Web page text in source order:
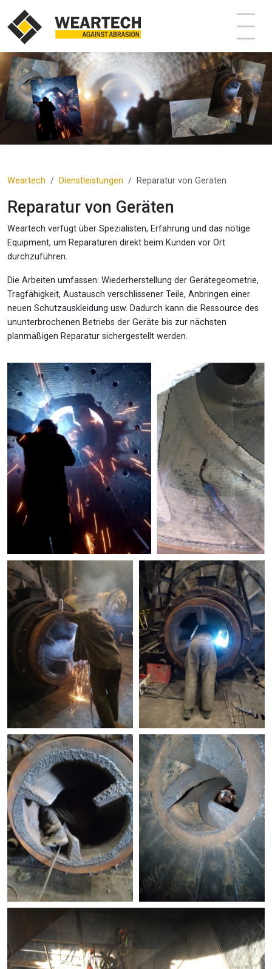
Weartech Dienstleistungen Reparatur von Geräten
Reparatur von Geräten
Weartech verfügt über Spezialisten, Erfahrung und das nötige
Equipment, um Reparaturen direkt beim Kunden vor Ort
durchzuführen.
Die Arbeiten umfassen: Wiederherstellung der Gerätegeometrie,
Tragfähigkeit, Austausch verschlissener Teile, Anbringen einer
neuen Schutzauskleidung usw. Dadurch kann die Ressource des
ununterbrochenen Betriebs der Geräte bis zur nächsten
planmäßigen Reparatur sichergestellt werden.